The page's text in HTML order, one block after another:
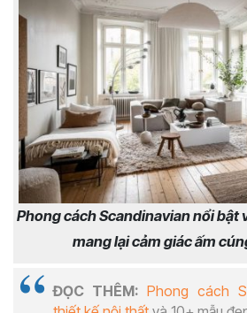
Phong cách Scandinavian nổi bật
mang lại cảm giác ấm
ĐỌC THÊM: Phong cách